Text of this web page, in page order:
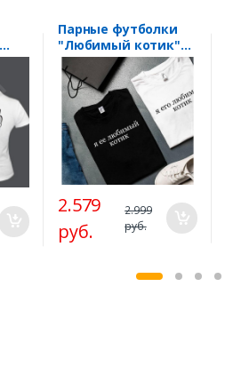
Парные футболки
"Любимый котик"
текст
2.579
руб.
2.999
руб.